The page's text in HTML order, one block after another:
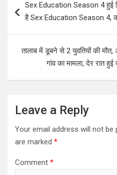
navigation
Sex Education Season 4 हुई
है Sex Education Season 4,
तालाब में डूबने से 2 युवतियों की मौत,
गांव का मामला, देर रात
Leave a Reply
Your email address will not be
are marked *
Comment *